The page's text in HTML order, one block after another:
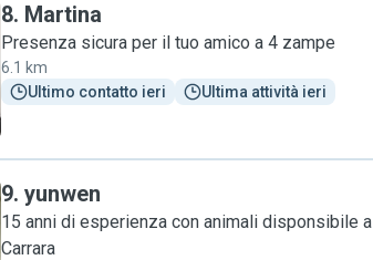
8. Martina
Presenza sicura per il tuo amico a 4 zampe
6.1 km
Ultimo contatto ieri
Ultima attività ieri
9. yunwen
15 anni di esperienza con animali disponsibile a
Carrara